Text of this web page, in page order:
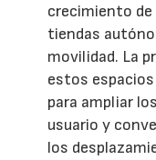
crecimiento
tiendas
movilidad. La
estos
para ampliar
usuario y
los